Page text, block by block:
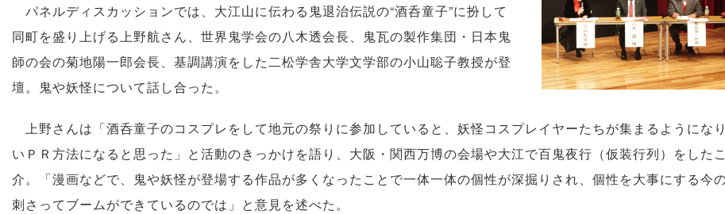
パネルディスカッションでは、大江山に伝わる鬼退治伝説の“酒呑童子”に扮して
同町を盛り上げる上野航さん、世界鬼学会の八木透会長、鬼瓦の製作集団・日本鬼
師の会の菊地陽一郎会長、基調講演をした二松学舎大学文学部の小山聡子教授が登
壇。鬼や妖怪について話し合った。
上野さんは「酒呑童子のコスプレをして地元の祭りに参加していると、妖怪コスプレイヤーたちが集まるようにな
いＰＲ方法になると思った」と活動のきっかけを語り、大阪・関西万博の会場や大江で百鬼夜行（仮装行列）をした
介。「漫画などで、鬼や妖怪が登場する作品が多くなったことで一体一体の個性が深掘りされ、個性を大事にする今
刺さってブームができているのでは」と意見を述べた。